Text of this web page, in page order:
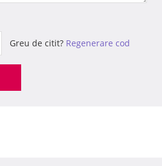
Greu de citit? Regenerare cod